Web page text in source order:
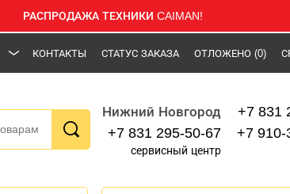
РАСПРОДАЖА ТЕХНИКИ CAIMAN!
КОНТАКТЫ СТАТУС ЗАКАЗА ОТЛОЖЕНО (0)
Нижний Новгород
+7 831 295-50-67
сервисный центр
+7 831
+7 910-